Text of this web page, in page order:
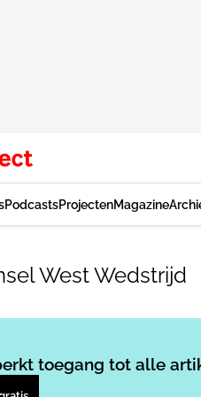
PodcastsProjectenMagazine
West Wedstrijd
toegang tot alle